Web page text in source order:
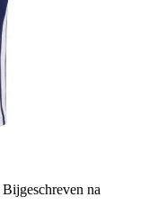
Bijgeschreven na